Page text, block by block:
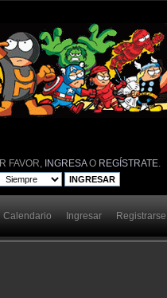
FAVOR, INGRESAO REGÍSTRATE
Calendario Ingresar Registrarse